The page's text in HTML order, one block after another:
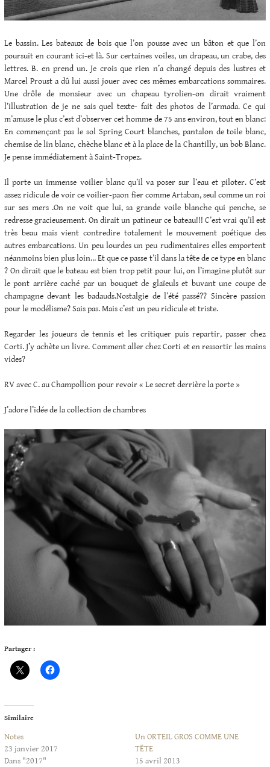
Le bassin. Les bateaux de bois que l’on pousse avec un bâton et que l’on
poursuit en courant ici-et là. Sur certaines voiles, un drapeau, un crabe, des
lettres. B. en prend un. Je crois que rien n’a changé depuis des lustres et
Marcel Proust a dû lui aussi jouer avec ces mêmes embarcations sommaires.
Une drôle de monsieur avec un chapeau tyrolien-on dirait vraiment
l’illustration de je ne sais quel texte- fait des photos de l’armada. Ce qui
m’amuse le plus c’est d’observer cet homme de 75 ans environ, tout en blanc:
En commençant pas le sol Spring Court blanches, pantalon de toile blanc,
chemise de lin blanc, chèche blanc et à la place de la Chantilly, un bob Blanc.
Je pense immédiatement à Saint-Tropez.
Il porte un immense voilier blanc qu’il va poser sur l’eau et piloter. C’est
assez ridicule de voir ce voilier-paon fier comme Artaban, seul comme un roi
sur ses mers .On ne voit que lui, sa grande voile blanche qui penche, se
redresse gracieusement. On dirait un patineur ce bateau!!! C’est vrai qu’il est
très beau mais vient contredire totalement le mouvement poétique des
autres embarcations. Un peu lourdes un peu rudimentaires elles emportent
néanmoins bien plus loin… Et que ce passe t’il dans la tête de ce type en blanc
? On dirait que le bateau est bien trop petit pour lui, on l’imagine plutôt sur
le pont arrière caché par un bouquet de glaïeuls et buvant une coupe de
champagne devant les badauds.Nostalgie de l’été passé?? Sincère passion
pour le modélisme? Sais pas. Mais c’est un peu ridicule et triste.
Regarder les joueurs de tennis et les critiquer puis repartir, passer chez
Corti. J’y achète un livre. Comment aller chez Corti et en ressortir les mains
vides?
RV avec C. au Champollion pour revoir « Le secret derrière la porte »
J’adore l’idée de la collection de chambres
Partager :
Similaire
Notes
23 janvier 2017
Dans "2017"
Un ORTEIL GROS COMME UNE
TËTE
15 avril 2013